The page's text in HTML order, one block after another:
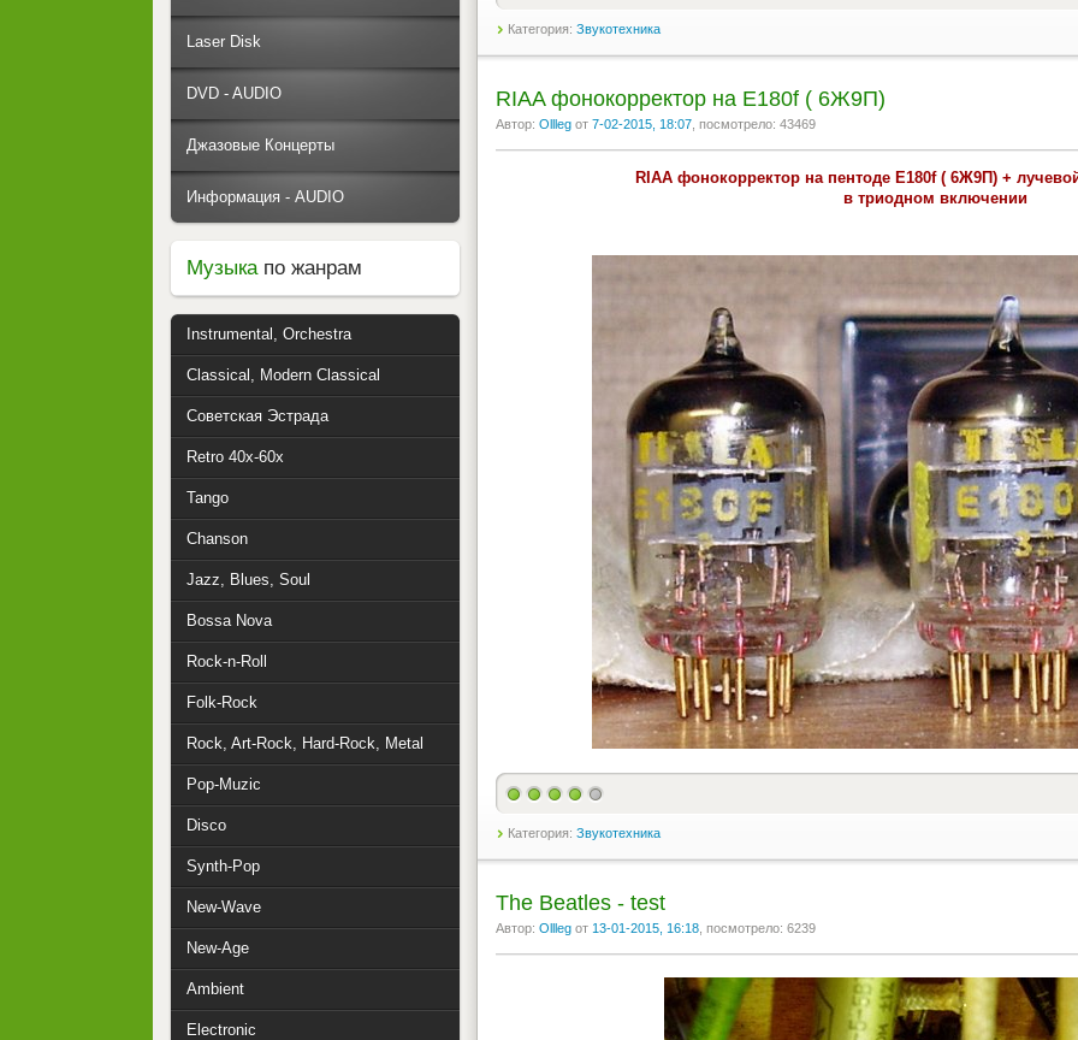
Категория: Звукотехника
RIAA фонокорректор на E180f ( 6Ж9П)
Автор: Ollleg от 7-02-2015, 18:07 , посмотрело: 43469
RIAA фонокорректор на пентоде E180f ( 6Ж9П) +
в триодном включении
Категория: Звукотехника
The Beatles - test
Автор: Ollleg от 13-01-2015, 16:18 , посмотрело: 6239
Laser Disk
DVD - AUDIO
Джазовые Концерты
Информация - AUDIO
Музыкапо жанрам
Instrumental, Orchestra
Classical, Modern Classical
Советская Эстрада
Retro 40x-60x
Tango
Chanson
Jazz, Blues, Soul
Bossa Nova
Rock-n-Roll
Folk-Rock
Rock, Art-Rock, Hard-Rock, Metal
Pop-Muzic
Disco
Synth-Pop
New-Wave
New-Age
Ambient
Electronic